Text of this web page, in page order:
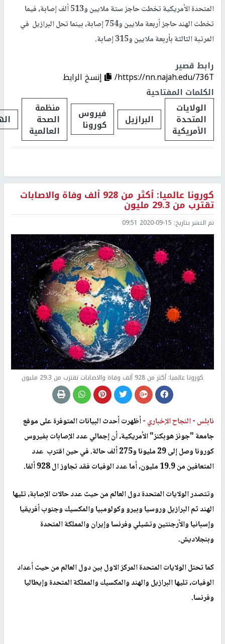
المتحدة الأمريكية تخطت حاجز ستة ملايين و513 ألف إصابة، فيما
تخطت الهند حاجز أربعة ملايين و754 إصابة، بينما تحل البرازيل في
المرتبة الثالثة بأربعة ملايين و315 إصابة.
رابط قصير
https://nn.najah.edu/736T/
إنسخ الرابط
الكلمات المفتاحية
الولايات
المتحدة
الأمريكية
البرازيل فيروس
كورونا
منظمة
الصحة
العالمية
كورونا عالميا: أكثر من 928 ألف وفاة والاصابات
تقترب من 29.3 مليون
تم النشر بتاريخ: 2020-09-15 09:51
كورونا عالميا: أكثر من 928 ألف وفاة والاصابات تقترب من 29.3 مليون
نابلس -النجاح الإخباري -أظهرت أحدث البيانات المتوفرة على موقع
جامعة "جونز هوبكنز" الأمريكية، أن إجمالي عدد الإصابات بفيروس
كورونا وصل إلى 29 مليونا و275 ألف حالة. في حين اقترب عدد
المتعافين من 19.9 مليون، أما عدد الوفيات فقد تجاوز ال 928 ألفا.
وتتصدر الولايات المتحدة دول العالم من حيث عدد حالات الإصابة، تليها
الهند ثم البرازيل وروسيا وبيرو وكولومبيا والمكسيك وجنوب أفريقيا
وإسبانيا والأرجنتين وتشيلي وفرنسا وإيران والمملكة المتحدة
وبنجلاديش.
كما تحتل الولايات المتحدة المركز الاول بين دول العالم من حيث أعداد
الوفيات، تليها البرازيل والهند والمكسيك والمملكة المتحدة وإيطاليا
وفرنسا.